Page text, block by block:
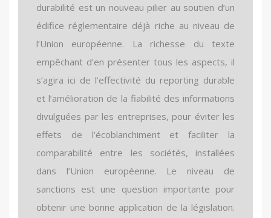
durabilité est un nouveau pilier au soutien d’un
édifice réglementaire déjà riche au niveau de
l’Union européenne. La richesse du texte
empêchant d’en présenter tous les aspects, il
s’agira ici de l’effectivité du reporting durable
et l’amélioration de la fiabilité des informations
divulguées par les entreprises, pour éviter les
effets de l’écoblanchiment et faciliter la
comparabilité entre les sociétés, installées
dans l’Union européenne. Le niveau de
sanctions est une question importante pour
obtenir une bonne application de la législation.